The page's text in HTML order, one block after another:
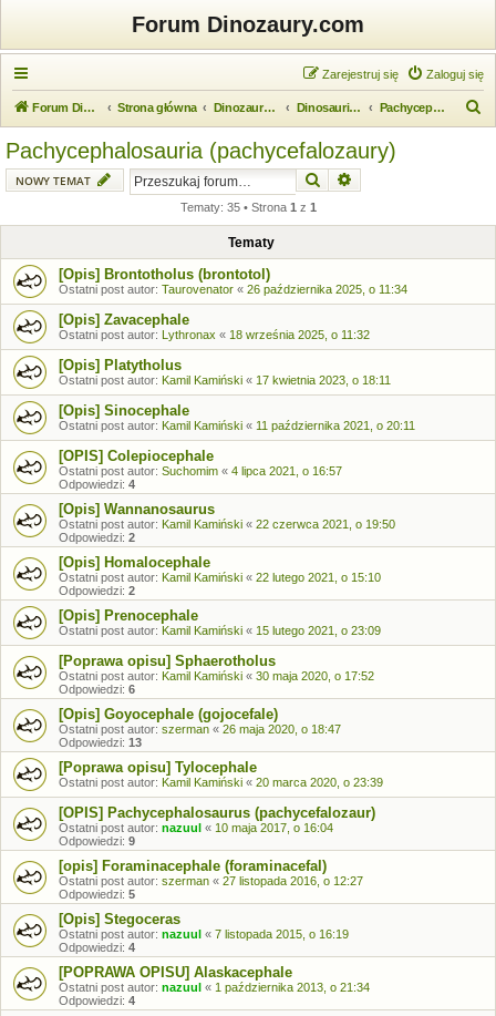
Forum Dinozaury.com
Zaloguj się
Zarejestruj się
Forum Dinozaury.com Strona główna Dinozaurologia Dinosauria (dinozaury) Pachycephalosauria (pachycefalozaury)
Pachycephalosauria (pachycefalozaury)
NOWY TEMAT Szukaj
Tematy: 35 • Strona 1 z 1
Tematy
[Opis] Brontotholus (brontotol)
Ostatni post autor: Taurovenator « 26 października 2025, o 11:34
[Opis] Zavacephale
Ostatni post autor: Lythronax « 18 września 2025, o 11:32
[Opis] Platytholus
Ostatni post autor: Kamil Kamiński « 17 kwietnia 2023, o 18:11
[Opis] Sinocephale
Ostatni post autor: Kamil Kamiński « 11 października 2021, o 20:11
[OPIS] Colepiocephale
Ostatni post autor: Suchomim « 4 lipca 2021, o 16:57
Odpowiedzi: 4
[Opis] Wannanosaurus
Ostatni post autor: Kamil Kamiński « 22 czerwca 2021, o 19:50
Odpowiedzi: 2
[Opis] Homalocephale
Ostatni post autor: Kamil Kamiński « 22 lutego 2021, o 15:10
Odpowiedzi: 2
[Opis] Prenocephale
Ostatni post autor: Kamil Kamiński « 15 lutego 2021, o 23:09
[Poprawa opisu] Sphaerotholus
Ostatni post autor: Kamil Kamiński « 30 maja 2020, o 17:52
Odpowiedzi: 6
[Opis] Goyocephale (gojocefale)
Ostatni post autor: szerman « 26 maja 2020, o 18:47
Odpowiedzi: 13
[Poprawa opisu] Tylocephale
Ostatni post autor: Kamil Kamiński « 20 marca 2020, o 23:39
[OPIS] Pachycephalosaurus (pachycefalozaur)
Ostatni post autor: nazuul « 10 maja 2017, o 16:04
Odpowiedzi: 9
[opis] Foraminacephale (foraminacefal)
Ostatni post autor: szerman « 27 listopada 2016, o 12:27
Odpowiedzi: 5
[Opis] Stegoceras
Ostatni post autor: nazuul « 7 listopada 2015, o 16:19
Odpowiedzi: 4
[POPRAWA OPISU] Alaskacephale
Ostatni post autor: nazuul « 1 października 2013, o 21:34
Odpowiedzi: 4